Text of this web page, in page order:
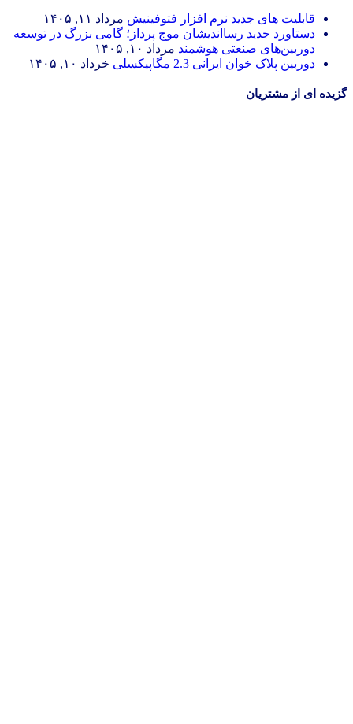
قابلیت های جدید نرم افزار فتوفینیش مرداد ۱۱, ۱۴۰۵
دستاورد جدید رسااندیشان موج پرداز؛ گامی بزرگ در توسعه
دوربین‌های صنعتی هوشمند مرداد ۱۰, ۱۴۰۵
دوربین پلاک خوان ایرانی 2.3 مگاپیکسلی
خرداد ۱۰, ۱۴۰۵
گزیده ای از مشتریان